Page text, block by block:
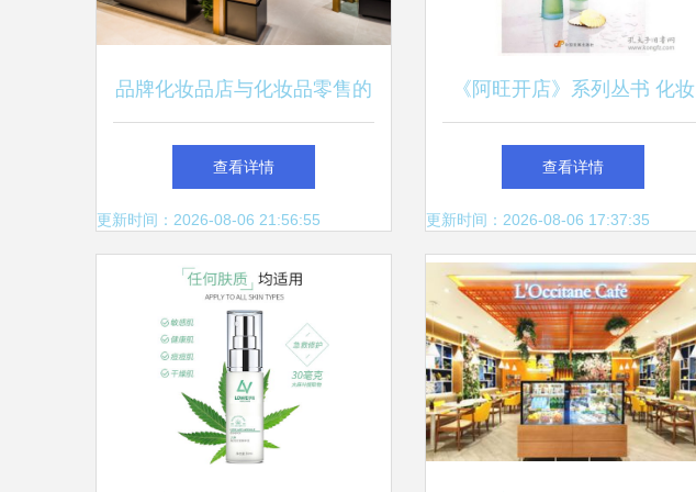
品牌化妆品店与化妆品零售的
未来 线上线下融合的美妆新
生态
查看详情
更新时间：2026-08-06 21:56:55
《阿旺开店》系列丛书 化妆
品店5日通——中国零售业提
升业绩的实战指南
查看详情
更新时间：2026-08-06 17:37:35